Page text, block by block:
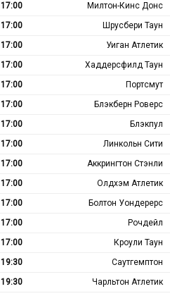
17:00
Милтон-Кинс Донс
17:00
Шрусбери Таун
17:00
Уиган Атлетик
17:00
Хаддерсфилд Таун
17:00
Портсмут
17:00
Блэкберн Роверс
17:00
Блэкпул
17:00
Линкольн Сити
17:00
Аккрингтон Стэнли
17:00
Олдхэм Атлетик
17:00
Болтон Уондерерс
17:00
Рочдейл
17:00
Кроули Таун
19:30
Саутгемптон
19:30
Чарльтон Атлетик